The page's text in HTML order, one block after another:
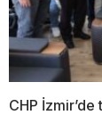
CHP